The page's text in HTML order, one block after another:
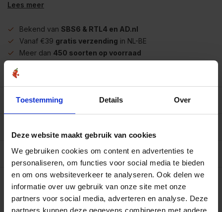
Toestemming Details Over
Deze website maakt gebruik van cookies
We gebruiken cookies om content en advertenties te
personaliseren, om functies voor social media te bieden
en om ons websiteverkeer te analyseren. Ook delen we
informatie over uw gebruik van onze site met onze
partners voor social media, adverteren en analyse. Deze
partners kunnen deze gegevens combineren met andere
Lees meer
Bekend van SBS6 & RTL4 en AD.nl
Vanaf €39 gratis verzending in NL-BE
Meer dan 450 soorten op voorraad
Beschrijving
Allergenen/voedingswaarden per 100 gram
Zak 1 kilo
Art# 17040K
Tijdelijk niet op voorraad
€4,25
Totaal: €4,25